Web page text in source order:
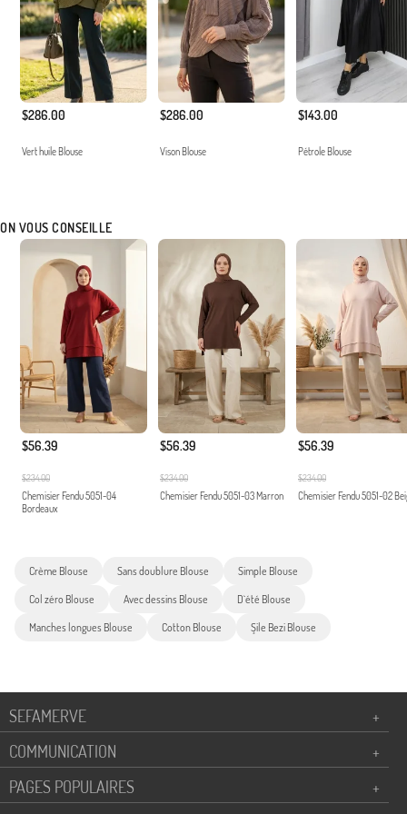
$286.00
Vert huile Blouse
$286.00
Vison Blouse
$143.00
Pétrole Blouse
ON VOUS CONSEILLE
$56.39
$234.00
Chemisier Fendu 5051-04
Bordeaux
$56.39
$234.00
Chemisier Fendu 5051-03 Marron
$56.39
$234.00
Chemisier Fendu 5051-02
Crème Blouse Sans doublure Blouse Simple Blouse
Col zéro Blouse Avec dessins Blouse D`été Blouse
Manches longues Blouse Cotton Blouse Şile Bezi Blouse
SEFAMERVE
+
COMMUNICATION
+
PAGES POPULAIRES
+